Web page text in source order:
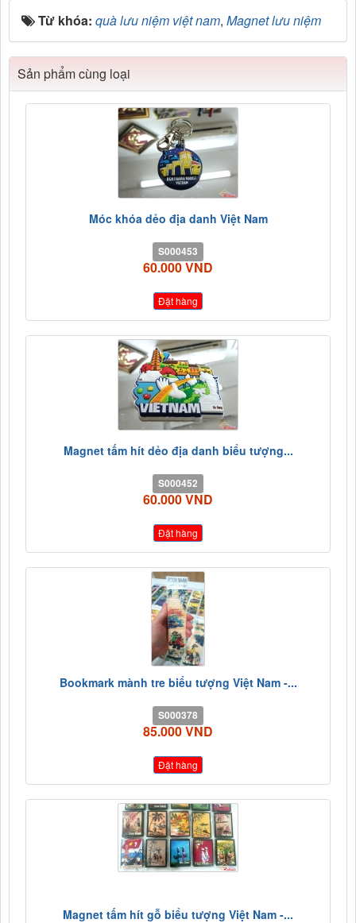
Từ khóa: quà lưu niệm việt nam, Magnet lưu niệm
Sản phẩm cùng loại
Móc khóa dẻo địa danh Việt Nam
S000453
60.000 VND
Đặt hàng
Magnet tấm hít dẻo địa danh biểu tượng...
S000452
60.000 VND
Đặt hàng
Bookmark mành tre biểu tượng Việt Nam -...
S000378
85.000 VND
Đặt hàng
Magnet tấm hít gỗ biểu tượng Việt Nam -...